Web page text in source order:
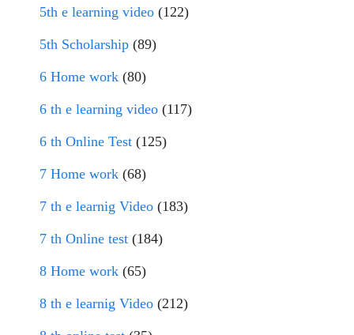
5th e learning video (122)
5th Scholarship (89)
6 Home work (80)
6 th e learning video (117)
6 th Online Test (125)
7 Home work (68)
7 th e learnig Video (183)
7 th Online test (184)
8 Home work (65)
8 th e learnig Video (212)